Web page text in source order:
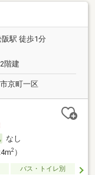
駅 徒歩1分
階建
京町一区
なし
2）
バス・トイレ別